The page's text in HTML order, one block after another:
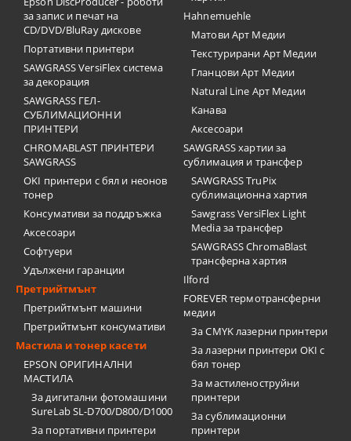
за запис и печат на
CD/DVD/BluRay дискове
Портативни принтери
SAWGRASS VersiFlex система
за декорация
SAWGRASS ГЕЛ-
СУБЛИМАЦИОННИ
ПРИНТЕРИ
CHROMABLAST ПРИНТЕРИ
SAWGRASS
OKI принтери с бял и неонов
тонер
Консумативи за поддръжка
Аксесоари
Софтуери
Удължени гаранции
Претрийтмънт
Претрийтмънт машини
Претрийтмънт консумативи
Мастила и тонер касети
EPSON ОРИГИНАЛНИ
МАСТИЛА
За дигитални фотомашини
SureLab SL-D700/D800/D1000
За портативни принтери
Hahnemuehle
Матови Арт Медии
Текстурирани Арт Медии
Гланцови Арт Медии
Natural Line Арт Медии
Канава
Аксесоари
SAWGRASS хартии за
сублимация и трансфер
SAWGRASS TruPix
сублимационна хартия
Sawgrass VersiFlex Light
Media за трансфер
SAWGRASS ChromaBlast
трансферна хартия
Ilford
FOREVER термотрансферни
медии
За CMYK лазерни принтери
За лазерни принтери OKI с
бял тонер
За мастиленоструйни
принтери
За сублимационни
принтери